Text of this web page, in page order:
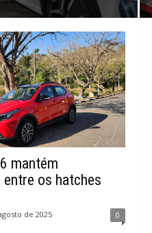
mantém
os hatches
de 2025 0